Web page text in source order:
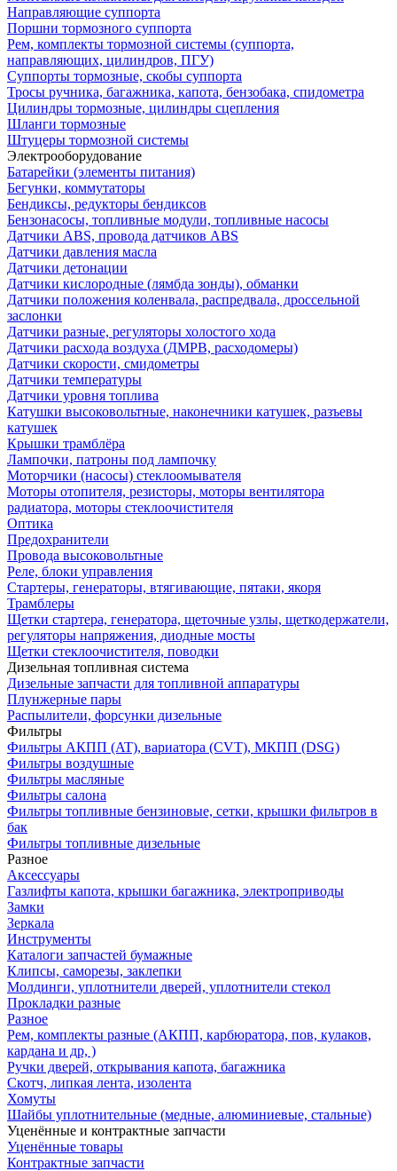
Направляющие суппорта
Поршни тормозного суппорта
Рем, комплекты тормозной системы (суппорта,
направляющих, цилиндров, ПГУ)
Суппорты тормозные, скобы суппорта
Тросы ручника, багажника, капота, бензобака, спидометра
Цилиндры тормозные, цилиндры сцепления
Шланги тормозные
Штуцеры тормозной системы
Электрооборудование
Батарейки (элементы питания)
Бегунки, коммутаторы
Бендиксы, редукторы бендиксов
Бензонасосы, топливные модули, топливные насосы
Датчики ABS, провода датчиков ABS
Датчики давления масла
Датчики детонации
Датчики кислородные (лямбда зонды), обманки
Датчики положения коленвала, распредвала, дроссельной
заслонки
Датчики разные, регуляторы холостого хода
Датчики расхода воздуха (ДМРВ, расходомеры)
Датчики скорости, смидометры
Датчики температуры
Датчики уровня топлива
Катушки высоковольтные, наконечники катушек, разъевы
катушек
Крышки трамблёра
Лампочки, патроны под лампочку
Моторчики (насосы) стеклоомывателя
Моторы отопителя, резисторы, моторы вентилятора
радиатора, моторы стеклоочистителя
Оптика
Предохранители
Провода высоковольтные
Реле, блоки управления
Стартеры, генераторы, втягивающие, пятаки, якоря
Трамблеры
Щетки стартера, генератора, щеточные узлы, щеткодержатели,
регуляторы напряжения, диодные мосты
Щетки стеклоочистителя, поводки
Дизельная топливная система
Дизельные запчасти для топливной аппаратуры
Плунжерные пары
Распылители, форсунки дизельные
Фильтры
Фильтры АКПП (AT), вариатора (CVT), МКПП (DSG)
Фильтры воздушные
Фильтры масляные
Фильтры салона
Фильтры топливные бензиновые, сетки, крышки фильтров в
бак
Фильтры топливные дизельные
Разное
Аксесcуары
Газлифты капота, крышки багажника, электроприводы
Замки
Зеркала
Инструменты
Каталоги запчастей бумажные
Клипсы, саморезы, заклепки
Молдинги, уплотнители дверей, уплотнители стекол
Прокладки разные
Разное
Рем, комплекты разные (АКПП, карбюратора, пов, кулаков,
кардана и др, )
Ручки дверей, открывания капота, багажника
Скотч, липкая лента, изолента
Хомуты
Шайбы уплотнительные (медные, алюминиевые, стальные)
Уценённые и контрактные запчасти
Уценённые товары
Контрактные запчасти